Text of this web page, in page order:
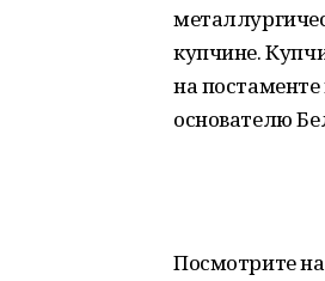
купчине.
на
основателю
Посмотрите